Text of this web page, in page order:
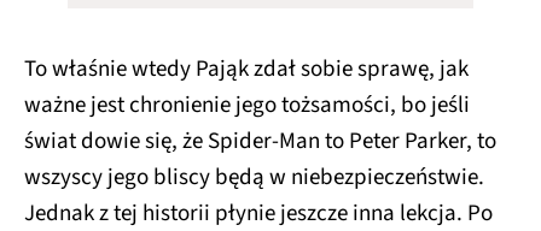
To właśnie wtedy Pająk zdał sobie sprawę, jak
ważne jest chronienie jego tożsamości, bo jeśli
świat dowie się, że Spider-Man to Peter Parker, to
wszyscy jego bliscy będą w niebezpieczeństwie.
Jednak z tej historii płynie jeszcze inna lekcja. Po